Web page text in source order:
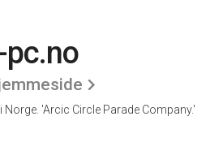
Norge. 'Arcic Circle Parade Company.'